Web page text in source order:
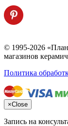
© 1995-2026
магазинов
Политика
×Close
Запись на